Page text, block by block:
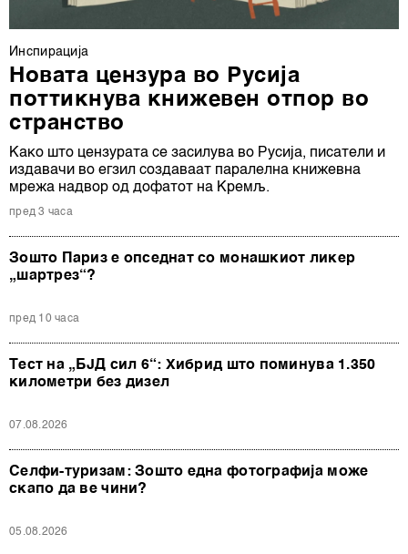
Инспирација
Новата цензура во Русија
поттикнува книжевен отпор во
странство
Како што цензурата се засилува во Русија, писатели и
издавачи во егзил создаваат паралелна книжевна
мрежа надвор од дофатот на Кремљ.
пред 3 часа
Зошто Париз е опседнат со монашкиот ликер
„шартрез“?
пред 10 часа
Тест на „БЈД сил 6“: Хибрид што поминува 1.350
километри без дизел
07.08.2026
Селфи-туризам: Зошто една фотографија може
скапо да ве чини?
05.08.2026